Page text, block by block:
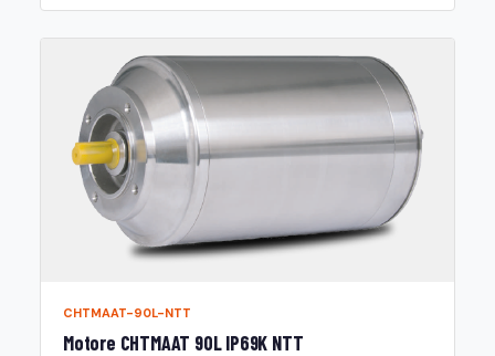
CHTMAAT-90L-NTT
Motore CHTMAAT 90L IP69K NTT